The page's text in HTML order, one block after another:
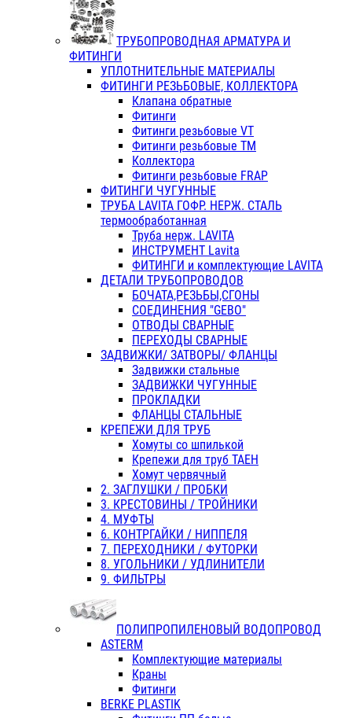
ТРУБОПРОВОДНАЯ АРМАТУРА И
ФИТИНГИ
УПЛОТНИТЕЛЬНЫЕ МАТЕРИАЛЫ
ФИТИНГИ РЕЗЬБОВЫЕ, КОЛЛЕКТОРА
Клапана обратные
Фитинги
Фитинги резьбовые VT
Фитинги резьбовые ТМ
Коллектора
Фитинги резьбовые FRAP
ФИТИНГИ ЧУГУННЫЕ
ТРУБА LAVITA ГОФР. НЕРЖ. СТАЛЬ
термообработанная
Труба нерж. LAVITA
ИНСТРУМЕНТ Lavita
ФИТИНГИ и комплектующие LAVITA
ДЕТАЛИ ТРУБОПРОВОДОВ
БОЧАТА,РЕЗЬБЫ,СГОНЫ
СОЕДИНЕНИЯ "GEBO"
ОТВОДЫ СВАРНЫЕ
ПЕРЕХОДЫ СВАРНЫЕ
ЗАДВИЖКИ/ ЗАТВОРЫ/ ФЛАНЦЫ
Задвижки стальные
ЗАДВИЖКИ ЧУГУННЫЕ
ПРОКЛАДКИ
ФЛАНЦЫ СТАЛЬНЫЕ
КРЕПЕЖИ ДЛЯ ТРУБ
Хомуты со шпилькой
Крепежи для труб ТАЕН
Хомут червячный
2. ЗАГЛУШКИ / ПРОБКИ
3. КРЕСТОВИНЫ / ТРОЙНИКИ
4. МУФТЫ
6. КОНТРГАЙКИ / НИППЕЛЯ
7. ПЕРЕХОДНИКИ / ФУТОРКИ
8. УГОЛЬНИКИ / УДЛИНИТЕЛИ
9. ФИЛЬТРЫ
ПОЛИПРОПИЛЕНОВЫЙ ВОДОПРОВОД
ASTERM
Комплектующие материалы
Краны
Фитинги
BERKE PLASTIK